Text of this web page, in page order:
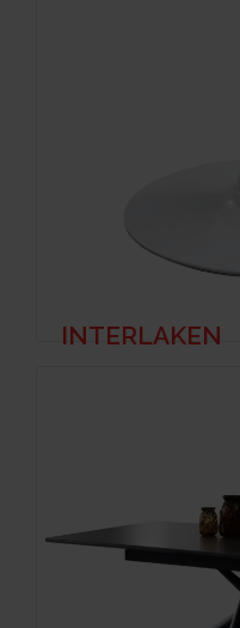
INTERLAKEN